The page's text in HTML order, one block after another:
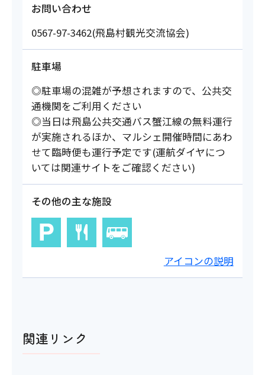
お問い合わせ
0567-97-3462(飛島村観光交流協会)
駐車場
◎駐車場の混雑が予想されますので、公共交
通機関をご利用ください
◎当日は飛島公共交通バス蟹江線の無料運行
が実施されるほか、マルシェ開催時間にあわ
せて臨時便も運行予定です(運航ダイヤにつ
いては関連サイトをご確認ください)
その他の主な施設
アイコンの説明
関連リンク